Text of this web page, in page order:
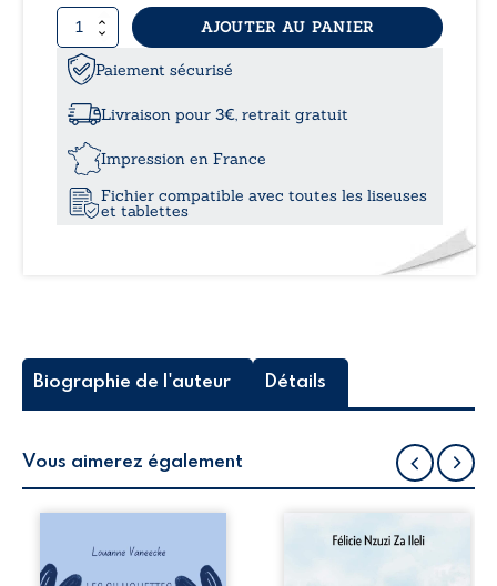
quantité
de
Sur
chemin
Souvenirs
professionnels
»
AJOUTER AU PANIER
Paiement sécurisé
Livraison pour 3€, retrait gratuit
Impression en France
Fichier compatible avec toutes les liseuses
et tablettes
Biographie de l'auteur Détails
Vous aimerez également
la rue donne la
parole à six
Auberge de la